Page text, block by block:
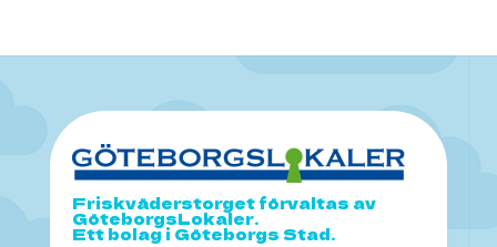
Friskväderstorget förvaltas av
GöteborgsLokaler.
Ett bolag i Göteborgs Stad.